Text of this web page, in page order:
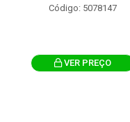
Código: 5078147
VER PREÇO